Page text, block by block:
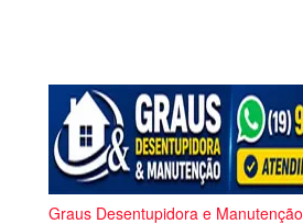
Graus Desentupidora e Manutenção